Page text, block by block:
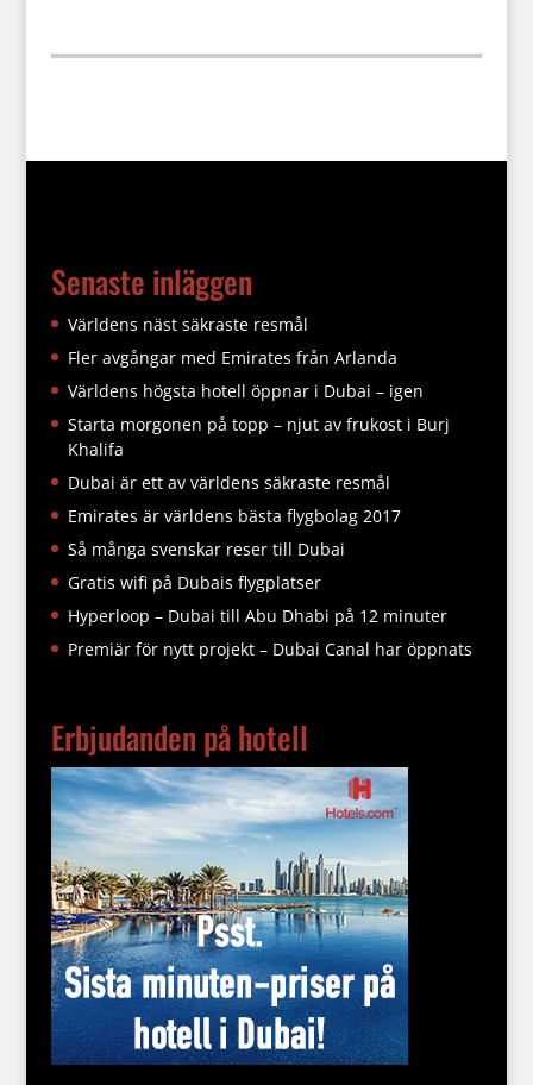
Senaste inläggen
Världens näst säkraste resmål
Fler avgångar med Emirates från Arlanda
Världens högsta hotell öppnar i Dubai – igen
Starta morgonen på topp – njut av frukost i Burj
Khalifa
Dubai är ett av världens säkraste resmål
Emirates är världens bästa flygbolag 2017
Så många svenskar reser till Dubai
Gratis wifi på Dubais flygplatser
Hyperloop – Dubai till Abu Dhabi på 12 minuter
Premiär för nytt projekt – Dubai Canal har öppnats
Erbjudanden på hotell